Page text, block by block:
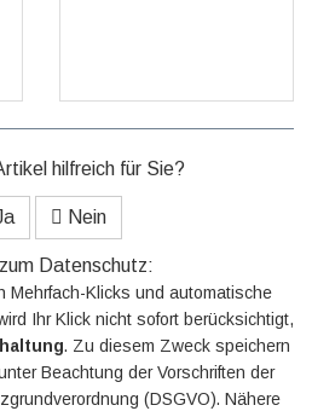
hilfreich für Sie?
Nein
Datenschutz:
Mehrfach-Klicks und automatische
Ihr Klick nicht sofort berücksichtigt,
. Zu diesem Zweck speichern
Beachtung der Vorschriften der
(DSGVO). Nähere